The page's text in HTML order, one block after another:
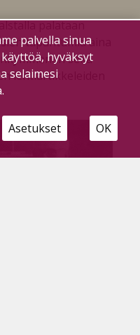
palataan
tapahtumia aina
sekä
lehtiartikkeleiden
palvella sinua
hyväksyt
selaimesi
Asetukset OK